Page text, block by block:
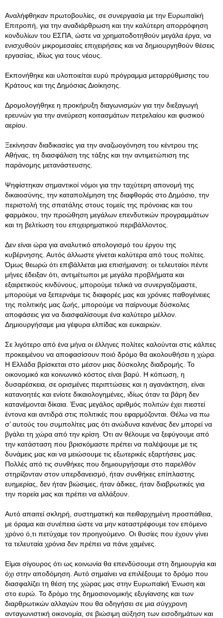
Αναλήφθηκαν πρωτοβουλίες, σε συνεργασία με την Ευρωπαϊκή
Επιτροπή, για την αναδιάρθρωση και την καλύτερη απορρόφηση
κονδυλίων του ΕΣΠΑ, ώστε να χρηματοδοτηθούν μεγάλα έργα, να
ενισχυθούν μικρομεσαίες επιχειρήσεις και να δημιουργηθούν θέσεις
εργασίας, ιδίως για τους νέους.
Εκπονήθηκε και υλοποιείται ευρύ πρόγραμμα μεταρρύθμισης του
Κράτους και της Δημόσιας Διοίκησης.
Δρομολογήθηκε η προκήρυξη διαγωνισμών για την διεξαγωγή
ερευνών για την ανεύρεση κοιτασμάτων πετρελαίου και φυσικού
αερίου.
Ξεκίνησαν διαδικασίες για την αναζωογόνηση του κέντρου της
Αθήνας, τη διασφάλιση της τάξης και την αντιμετώπιση της
παράνομης μετανάστευσης.
Ψηφίστηκαν σημαντικοί νόμοι για την ταχύτερη απονομή της
δικαιοσύνης, την καταπολέμηση της διαφθοράς στο Δημόσιο, την
περιστολή της σπατάλης στους τομείς της πρόνοιας και του
φαρμάκου, την προώθηση μεγάλων επενδυτικών προγραμμάτων
και τη βελτίωση του επιχειρηματικού περιβάλλοντος.
Δεν είναι ώρα για αναλυτικό απολογισμό του έργου της
κυβέρνησης. Αυτός άλλωστε γίνεται καλύτερα από τους πολίτες.
Όμως θεωρώ ότι επιβάλλεται μια επισήμανση: οι τελευταίοι πέντε
μήνες έδειξαν ότι, αντιμέτωποι με μεγάλα προβλήματα και
εξαιρετικούς κινδύνους, μπορούμε τελικά να συνεργαζόμαστε,
μπορούμε να ξεπερνάμε τις διαφορές μας και χρόνιες παθογένειες
της πολιτικής μας ζωής, μπορούμε να παίρνουμε δύσκολες
αποφάσεις για να διασφαλίσουμε ένα καλύτερο μέλλον.
Δημιουργήσαμε μια γέφυρα ελπίδας και ευκαιριών.
Σε λιγότερο από ένα μήνα οι έλληνες πολίτες καλούνται στις κάλπες
προκειμένου να αποφασίσουν ποιό δρόμο θα ακολουθήσει η χώρα.
Η Ελλάδα βρίσκεται στο μέσον μιας δύσκολης διαδρομής. Το
οικονομικό και κοινωνικό κόστος είναι βαρύ. Η κόπωση, η
δυσαρέσκεια, σε ορισμένες περιπτώσεις και η αγανάκτηση, είναι
κατανοητές και ενίοτε δικαιολογημένες, ιδίως όταν τα βάρη δεν
κατανέμονται δίκαια. Ένας μεγάλος αριθμός πολιτών έχει πιεστεί
έντονα και αντιδρά στις πολιτικές που εφαρμόζονται. Θέλω να πω
σ’ αυτούς του συμπολίτες μας ότι ανώδυνα κανένας δεν μπορεί να
βγάλει τη χώρα από την κρίση. Ότι αν θέλουμε να ξεφύγουμε από
την κατάσταση που βρισκόμαστε πρέπει να παλέψουμε με τις
δυνάμεις μας και να μειώσουμε τις εξωτερικές εξαρτήσεις μας.
Πολλές από τις συνθήκες που δημιουργήσαμε στο παρελθόν
στηρίζονταν στον υπερδανεισμό, ήταν συνθήκες επίπλαστης
ευημερίας, δεν ήταν βιώσιμες, ήταν άδικες, ήταν διαβρωτικές για
την πορεία μας και πρέπει να αλλάξουν.
Αυτό απαιτεί σκληρή, συστηματική και πειθαρχημένη προσπάθεια,
με όραμα και συνέπεια ώστε να μην καταστρέφουμε τον επόμενο
χρόνο ό,τι πετύχαμε τον προηγούμενο. Οι θυσίες που έχουν γίνει
τα τελευταία χρόνια δεν πρέπει να πάνε χαμένες.
Είμαι σίγουρος ότι ως κοινωνία θα επενδύσουμε στη δημιουργία και
όχι στην αποδόμηση. Αυτό σημαίνει να επιλέξουμε το δρόμο που
διασφαλίζει τη θέση της χώρας μας στην Ευρωπαϊκή Ένωση και
στο ευρώ. Το δρόμο της δημοσιονομικής εξυγίανσης και των
διαρθρωτικών αλλαγών που θα οδηγήσει σε μια σύγχρονη
ανταγωνιστική οικονομία, σε βιώσιμη αύξηση των εισοδημάτων και